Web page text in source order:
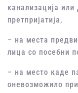
канализација
претпријатија,
– на места
лица со посебни
– на место каде
оневозможило